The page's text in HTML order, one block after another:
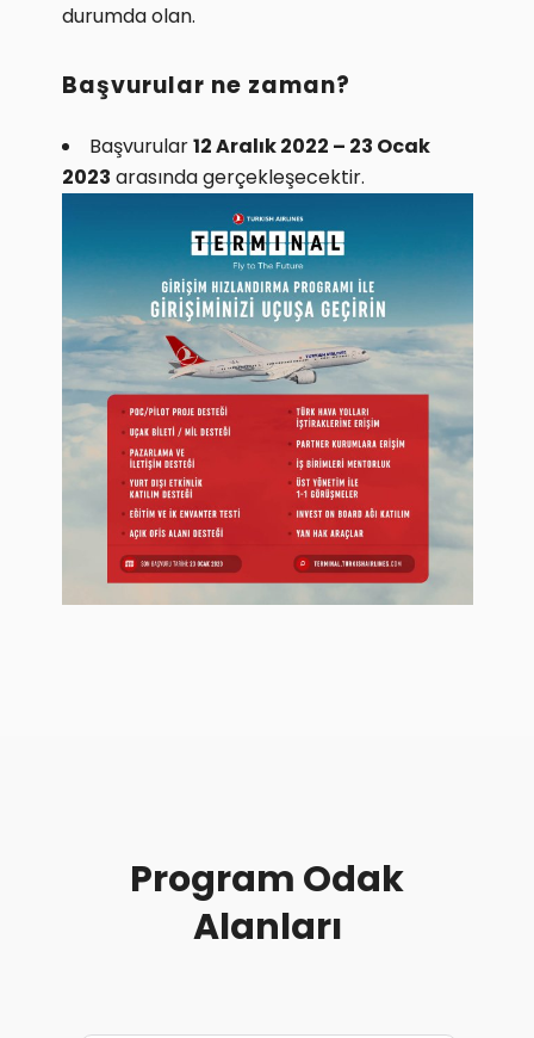
durumda olan.
Başvurular ne zaman?
Başvurular12 Aralık 2022 – 23 Ocak
2023 arasında gerçekleşecektir.
Program Odak
Alanları